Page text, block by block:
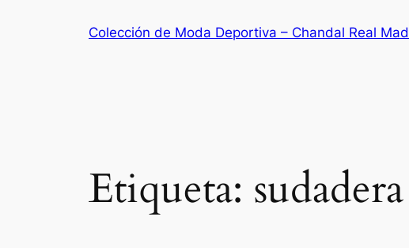
Colección de Moda Deportiva – Chandal Real
Etiqueta: